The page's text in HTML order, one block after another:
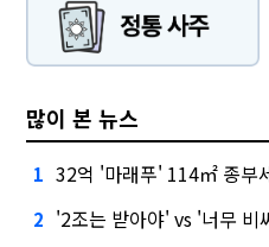
많이 본 뉴스
1 32억 '마래푸' 114㎡ 종부세,
2 '2조는 받아야' vs '너무